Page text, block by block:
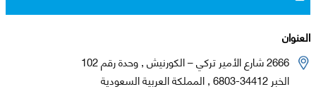
العنوان
2666 شارع الأمير تركي – الكورنيش , وحدة رقم 102
الخبر 34412-6803 , المملكة العربية السعودية